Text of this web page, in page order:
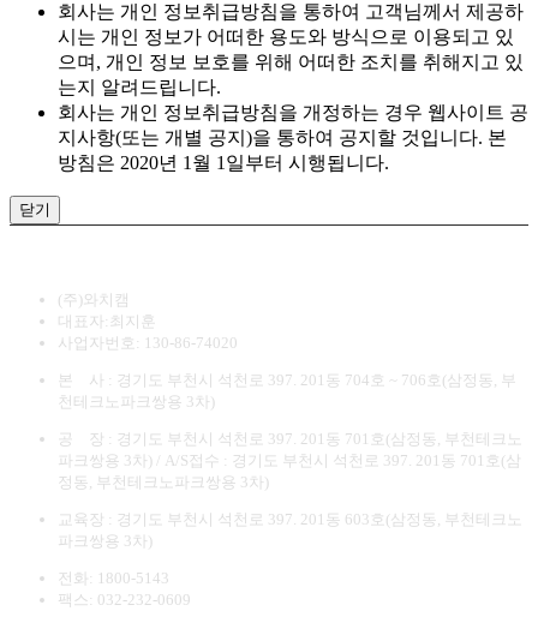
회사는 개인 정보취급방침을 통하여 고객님께서 제공하
시는 개인 정보가 어떠한 용도와 방식으로 이용되고 있
으며, 개인 정보 보호를 위해 어떠한 조치를 취해지고 있
는지 알려드립니다.
회사는 개인 정보취급방침을 개정하는 경우 웹사이트 공
지사항(또는 개별 공지)을 통하여 공지할 것입니다. 본
방침은 2020년 1월 1일부터 시행됩니다.
닫기
(주)와치캠
대표자:최지훈
사업자번호: 130-86-74020
본 사 : 경기도 부천시 석천로 397. 201동 704호 ~ 706호(삼정동, 부
천테크노파크쌍용 3차)
공 장 : 경기도 부천시 석천로 397. 201동 701호(삼정동, 부천테크노
파크쌍용 3차) / A/S접수 : 경기도 부천시 석천로 397. 201동 701호(삼
정동, 부천테크노파크쌍용 3차)
교육장 : 경기도 부천시 석천로 397. 201동 603호(삼정동, 부천테크노
파크쌍용 3차)
전화: 1800-5143
팩스: 032-232-0609